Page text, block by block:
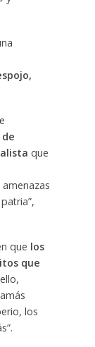
que
que los
que
los